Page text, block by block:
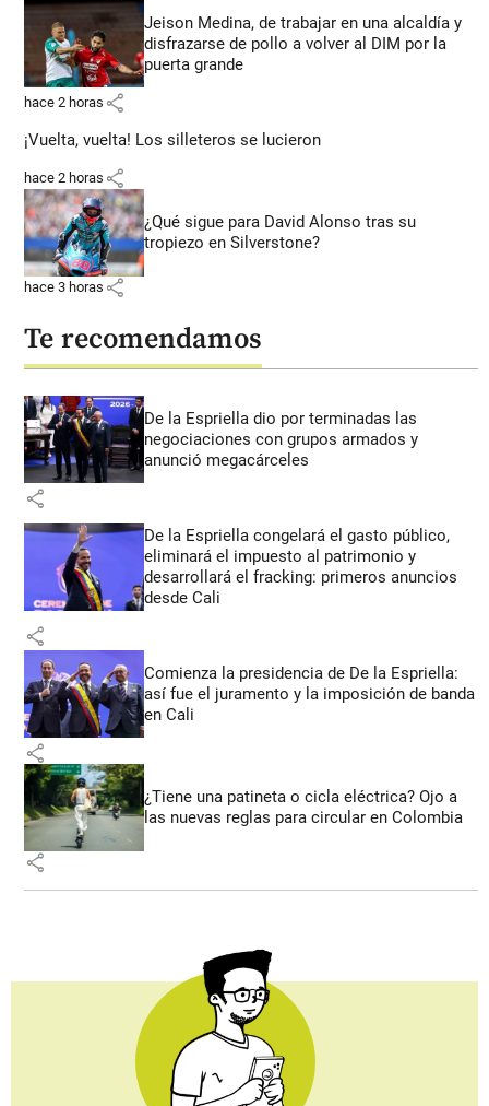
Jeison Medina, de trabajar en una alcaldía y
disfrazarse de pollo a volver al DIM por la
puerta grande
hace 2 horas share
¡Vuelta, vuelta! Los silleteros se lucieron
hace 2 horas share
¿Qué sigue para David Alonso tras su
tropiezo en Silverstone?
hace 3 horas share
Te recomendamos
De la Espriella dio por terminadas las
negociaciones con grupos armados y
anunció megacárceles
share
De la Espriella congelará el gasto público,
eliminará el impuesto al patrimonio y
desarrollará el fracking: primeros anuncios
desde Cali
share
Comienza la presidencia de De la Espriella:
así fue el juramento y la imposición de banda
en Cali
share
¿Tiene una patineta o cicla eléctrica? Ojo a
las nuevas reglas para circular en Colombia
share